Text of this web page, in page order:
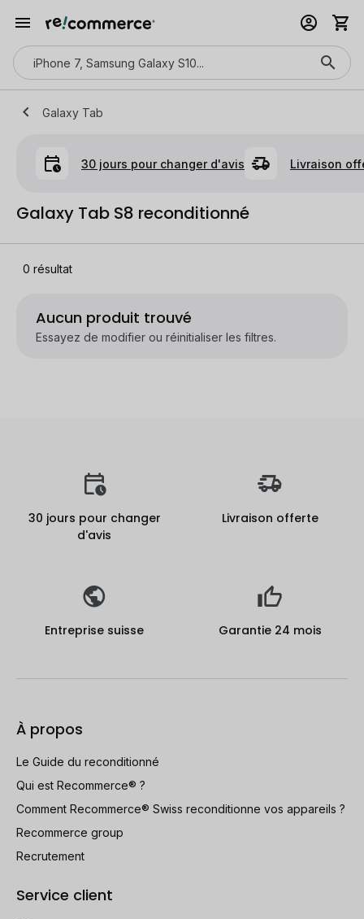
Galaxy Tab
30 jours pour changer d'avis Livraison
Galaxy Tab S8 reconditionné
0 résultat
Aucun produit trouvé
Essayez de modifier ou réinitialiser les filtres.
30 jours pour changer
d'avis
Livraison offerte
Entreprise suisse Garantie 24 mois
À propos
Le Guide du reconditionné
Qui est Recommerce® ?
Comment Recommerce® Swiss reconditionne vos appareils ?
Recommerce group
Recrutement
Service client